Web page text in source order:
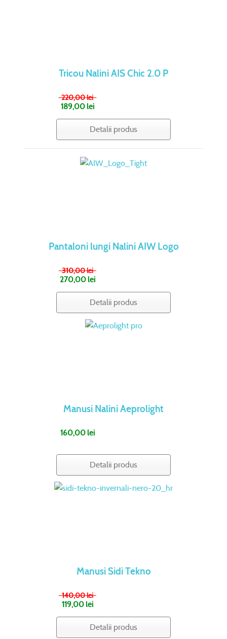
Tricou Nalini AIS Chic 2.0 P
220,00 lei
189,00 lei
Detalii produs
Pantaloni lungi Nalini AIW Logo
310,00 lei
270,00 lei
Detalii produs
Manusi Nalini Aeprolight
160,00 lei
Detalii produs
Manusi Sidi Tekno
140,00 lei
119,00 lei
Detalii produs